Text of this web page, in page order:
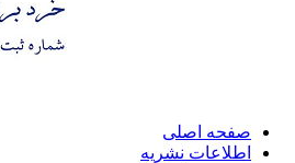
صفحه اصلی
اطلاعات نشریه